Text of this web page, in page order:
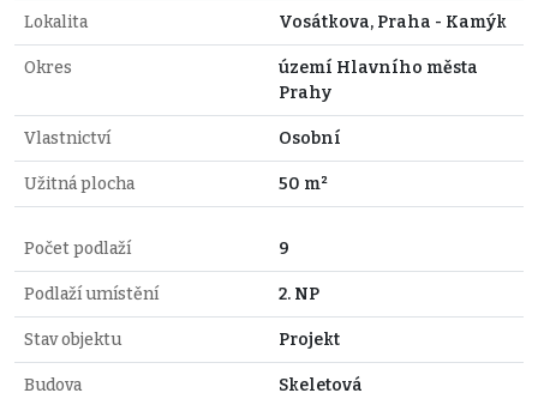
Lokalita Vosátkova, Praha - Kamýk
Okres
území Hlavního města
Prahy
Vlastnictví Osobní
Užitná plocha 50 m²
Počet podlaží 9
Podlaží umístění 2. NP
Stav objektu Projekt
Budova Skeletová